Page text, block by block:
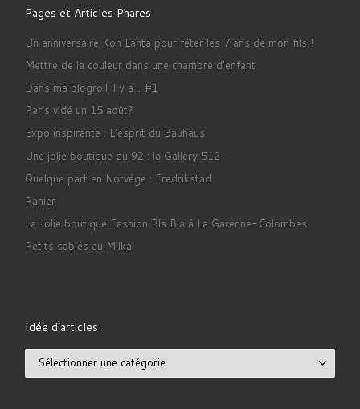
Pages et Articles Phares
Un anniversaire Koh Lanta pour fêter les 7 ans de mon fils !
Mettre de la couleur dans une chambre d'enfant
Dans ma blogroll il y a... #1
Paris vidé un 15 août?
Expo inspirante : L'esprit du Bauhaus
Une jolie boutique du 92 : la Gallery 512
Quelque part en Norvège : Fredrikstad
Panier
La Jolie boutique Fashion Bla Bla à La Garenne-Colombes
Petits sablés au Milka
Idée d’articles